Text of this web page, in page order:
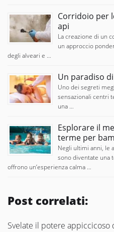
Corridoio per
api
La creazione di un
un approccio
degli alveari e …
Un paradiso
Uno dei segreti
sensazionali centri
una …
Esplorare il
terme per
Negli ultimi anni, le
sono diventate una
offrono un’esperienza calma …
Post correlati:
Svelate il potere appiccicoso